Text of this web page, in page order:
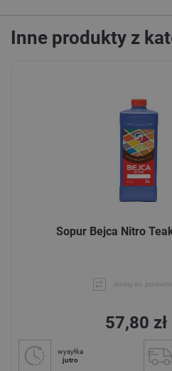
Inne produkty z
Sopur Bejca Nitro
dodaj do
57,80 zł
wysyłka
jutro